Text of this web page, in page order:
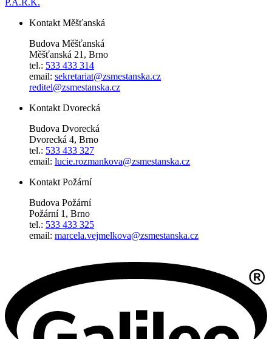
Kontakt Měšťanská
Budova Měšťanská
Měšťanská 21, Brno
tel.: 533 433 314
email: sekretariat@zsmestanska.cz
reditel@zsmestanska.cz
Kontakt Dvorecká
Budova Dvorecká
Dvorecká 4, Brno
tel.: 533 433 327
email: lucie.rozmankova@zsmestanska.cz
Kontakt Požární
Budova Požární
Požární 1, Brno
tel.: 533 433 325
email: marcela.vejmelkova@zsmestanska.cz